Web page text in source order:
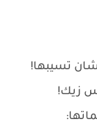
تسيبها!
زيك!